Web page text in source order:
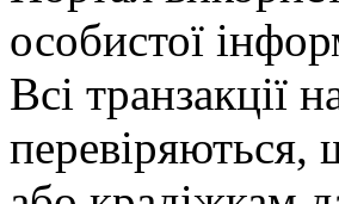
особистої
Всі транзакції
перевіряються,